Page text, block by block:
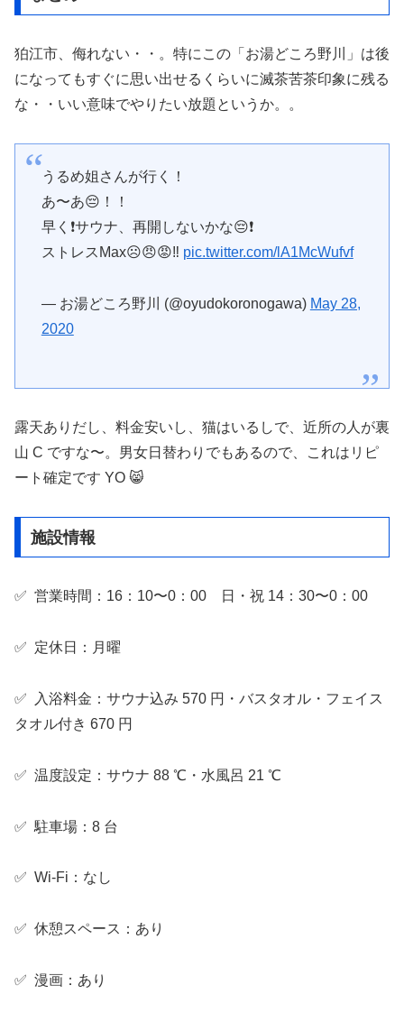
狛江市、侮れない・・。特にこの「お湯どころ野川」は後
になってもすぐに思い出せるくらいに滅茶苦茶印象に残る
な・・いい意味でやりたい放題というか。。
うるめ姐さんが行く！
あ〜あ😔！！
早く❗️サウナ、再開しないかな😔❗️
ストレスMax☹️😠😡‼️ pic.twitter.com/lA1McWufvf
— お湯どころ野川 (@oyudokoronogawa) May 28,
2020
露天ありだし、料金安いし、猫はいるしで、近所の人が裏
山 C ですな〜。男女日替わりでもあるので、これはリピ
ート確定です YO 😸
施設情報
✅ 営業時間：16：10〜0：00 日・祝 14：30〜0：00
✅ 定休日：月曜
✅ 入浴料金：サウナ込み 570 円・バスタオル・フェイス
タオル付き 670 円
✅ 温度設定：サウナ 88 ℃・水風呂 21 ℃
✅ 駐車場：8 台
✅ Wi-Fi：なし
✅ 休憩スペース：あり
✅ 漫画：あり